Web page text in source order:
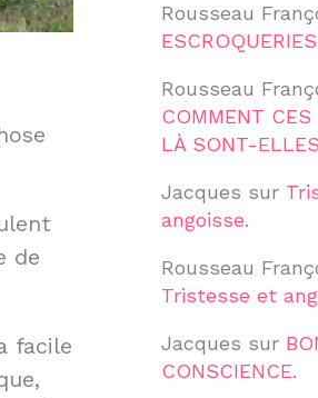
de
facile
Rousseau
Rousseau
COMMENT
LÀ SONT-
Jacques sur
angoisse.
Rousseau
Tristesse et
Jacques sur
CONSCIENCE.